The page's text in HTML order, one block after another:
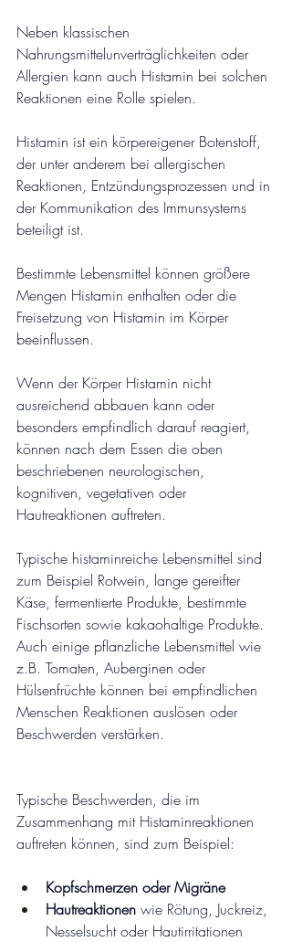
Neben klassischen
Nahrungsmittelunverträglichkeiten oder
Allergien kann auch Histamin bei solchen
Reaktionen eine Rolle spielen.
Histamin ist ein körpereigener Botenstoff,
der unter anderem bei allergischen
Reaktionen, Entzündungsprozessen und in
der Kommunikation des Immunsystems
beteiligt ist.
Bestimmte Lebensmittel können größere
Mengen Histamin enthalten oder die
Freisetzung von Histamin im Körper
beeinflussen.
Wenn der Körper Histamin nicht
ausreichend abbauen kann oder
besonders empfindlich darauf reagiert,
können nach dem Essen die oben
beschriebenen neurologischen,
kognitiven, vegetativen oder
Hautreaktionen auftreten.
Typische histaminreiche Lebensmittel sind
zum Beispiel Rotwein, lange gereifter
Käse, fermentierte Produkte, bestimmte
Fischsorten sowie kakaohaltige Produkte.
Auch einige pflanzliche Lebensmittel wie
z.B. Tomaten, Auberginen oder
Hülsenfrüchte können bei empfindlichen
Menschen Reaktionen auslösen oder
Beschwerden verstärken.
Typische Beschwerden, die im
Zusammenhang mit Histaminreaktionen
auftreten können, sind zum Beispiel:
Kopfschmerzen oder Migräne
Hautreaktionen wie Rötung, Juckreiz,
Nesselsucht oder Hautirritationen